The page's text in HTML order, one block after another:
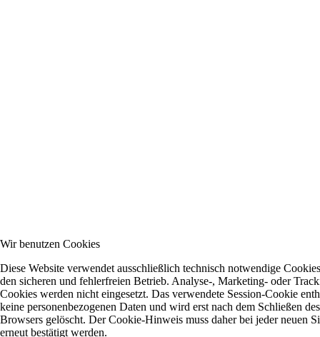
Wir benutzen Cookies
Diese Website verwendet ausschließlich technisch notwendige
den sicheren und fehlerfreien Betrieb. Analyse-, Marketing- oder
Cookies werden nicht eingesetzt. Das verwendete Session-Cookie
keine personenbezogenen Daten und wird erst nach dem Schließen des
Browsers gelöscht. Der Cookie-Hinweis muss daher bei jeder neuen
erneut bestätigt werden.